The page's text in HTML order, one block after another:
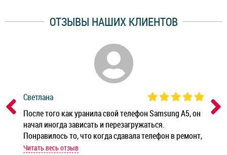
ОТЗЫВЫ НАШИХ КЛИЕНТОВ
Светлана
После того как уранила свой телефон Samsung A5, он
начал иногда зависать и перезагружаться.
Понравилось то, что когда сдавала телефон в ремонт,
мастер при мне сделал быструю диагностику и сказал
Читать весь отзыв